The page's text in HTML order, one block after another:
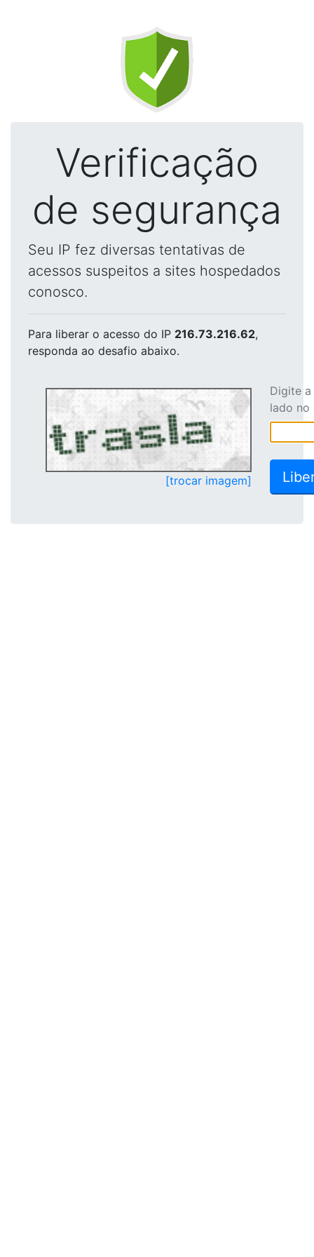
Verificação
de segurança
Seu IP fez diversas tentativas de
acessos suspeitos a sites hospedados
conosco.
Para liberar o acesso do IP 216.73.216.62,
responda ao desafio abaixo.
[trocar imagem]
Digite
lado no